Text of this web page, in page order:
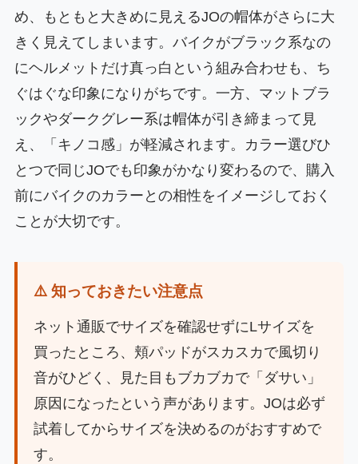
め、もともと大きめに見えるJOの帽体がさらに大
きく見えてしまいます。バイクがブラック系なの
にヘルメットだけ真っ白という組み合わせも、ち
ぐはぐな印象になりがちです。一方、マットブラ
ックやダークグレー系は帽体が引き締まって見
え、「キノコ感」が軽減されます。カラー選びひ
とつで同じJOでも印象がかなり変わるので、購入
前にバイクのカラーとの相性をイメージしておく
ことが大切です。
⚠️ 知っておきたい注意点
ネット通販でサイズを確認せずにLサイズを
買ったところ、頬パッドがスカスカで風切り
音がひどく、見た目もブカブカで「ダサい」
原因になったという声があります。JOは必ず
試着してからサイズを決めるのがおすすめで
す。